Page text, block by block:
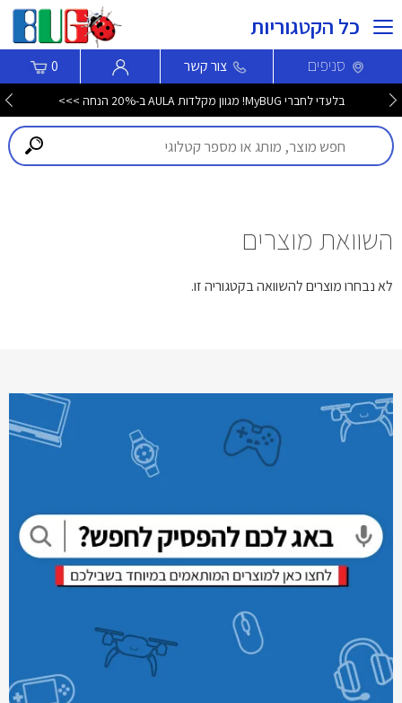
כל הקטגוריות
סניפים צור קשר 0
בלעדי לחברי MyBUG! מגוון מקלדות AULA ב-20% הנחה >>>
השוואת מוצרים
לא נבחרו מוצרים להשוואה בקטגוריה זו.